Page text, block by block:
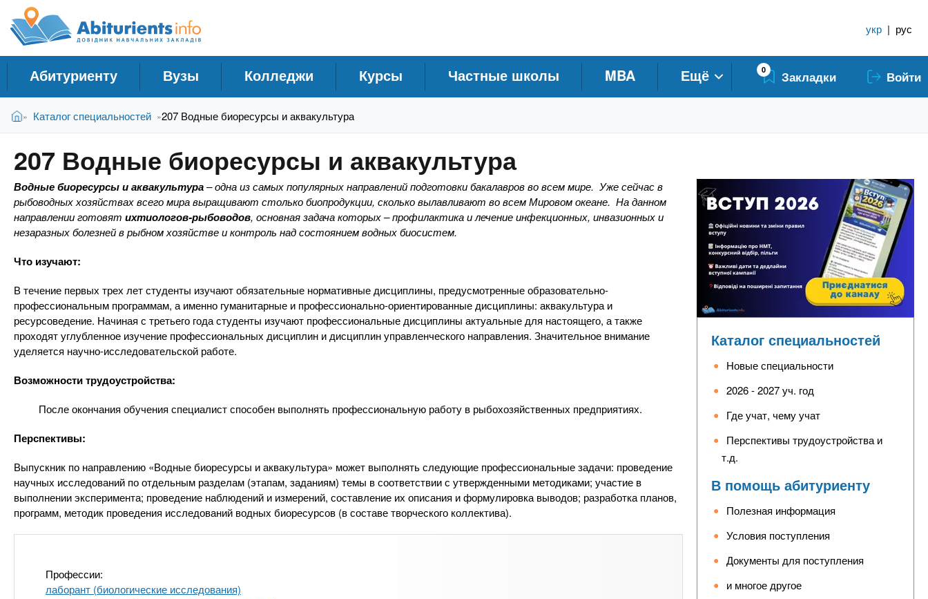
е
и
A
b
i
t
u
r
i
e
n
t
s
.
i
n
f
С
п
р
о
ч
и
к
У
ч
е
б
н
ы
х
з
а
в
е
и
й
укр | рус
Абитуриенту Вузы Колледжи Курсы Частные школы MBA Ещё 0 Закладки Войти
В
д
е
с
ь
Главная
» Каталог специальностей »207 Водные биоресурсы и аквакультура
207 Водные биоресурсы и аквакультура
Водные биоресурсы и аквакультура– одна из самых популярных направлений подготовки бакалавров во всем мире. Уже сейчас в
рыбоводных хозяйствах всего мира выращивают столько биопродукции, сколько вылавливают во всем Мировом океане. На данном
направлении готовят ихтиологов-рыбоводов, основная задача которых – профилактика и лечение инфекционных, инвазионных и
незаразных болезней в рыбном хозяйстве и контроль над состоянием водных биосистем.
Что изучают:
В течение первых трех лет студенты изучают обязательные нормативные дисциплины, предусмотренные образовательно-
профессиональным программам, а именно гуманитарные и профессионально-ориентированные дисциплины: аквакультура и
ресурсоведение. Начиная с третьего года студенты изучают профессиональные дисциплины актуальные для настоящего, а также
проходят углубленное изучение профессиональных дисциплин и дисциплин управленческого направления. Значительное внимание
уделяется научно-исследовательской работе.
Возможности трудоустройства:
После окончания обучения специалист способен выполнять профессиональную работу в рыбохозяйственных предприятиях.
Перспективы:
Выпускник по направлению «Водные биоресурсы и аквакультура» может выполнять следующие профессиональные задачи: проведение
научных исследований по отдельным разделам (этапам, заданиям) темы в соответствии с утвержденными методиками; участие в
выполнении эксперимента; проведение наблюдений и измерений, составление их описания и формулировка выводов; разработка планов,
программ, методик проведения исследований водных биоресурсов (в составе творческого коллектива).
Профессии:
лаборант (биологические исследования)
Каталог специальностей
Новые специальности
2026 - 2027 уч. год
Где учат, чему учат
Перспективы трудоустройства и
т.д.
В помощь абитуриенту
Полезная информация
Условия поступления
Документы для поступления
и многое другое